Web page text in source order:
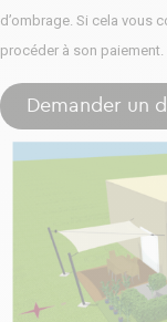
d’ombrage. Si cela vous
procéder à son paiement.
Demander un